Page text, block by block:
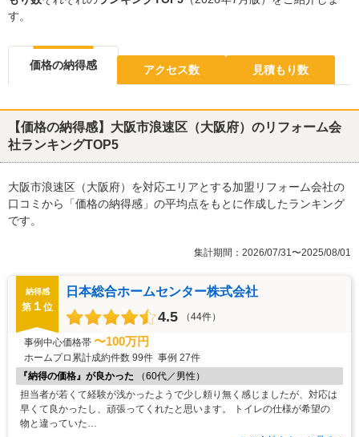
す。
価格の納得感 アクセス数 見積もり数
【価格の納得感】大阪市浪速区（大阪府）のリフォーム会
社ランキングTOP5
大阪市浪速区（大阪府）を対応エリアとする加盟リフォーム会社の
口コミから「価格の納得感」の平均点をもとに作成したランキング
です。
集計期間：2026/07/31〜2025/08/01
納得感
第 １ 位
日本総合ホームセンター株式会社
4.5 （44件）
事例中心価格帯 〜100万円
ホームプロ累計成約件数 99件 事例 27件
『納得の価格』が良かった
（60代／男性）
担当者が若くて経験が浅かったようで少し頼り無く感じましたが、対応は
早くて良かったし、頑張ってくれたと思います。 トイレの仕様が希望の
物と違っていた…